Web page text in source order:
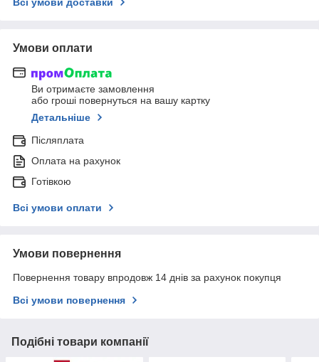
Умови оплати
Ви отримаєте замовлення
або гроші повернуться на вашу картку
Детальніше
Післяплата
Оплата на рахунок
Готівкою
Всі умови оплати
Умови повернення
Повернення товару впродовж 14 днів за рахунок покупця
Всі умови повернення
Подібні товари компанії